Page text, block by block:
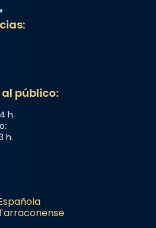
Cristiana
público:
h.
h.